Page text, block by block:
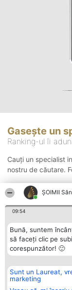
ŞOIMII
09:54
Bună, suntem
să faceți clic pe
corespunzător! 🙂
Sunt un Laureat,
marketing
Gasește un
Ranking-ul îi
Cauți un specialist
nostru de căutare.
Organizator Ranking
BRIGHT SOLUTIONS BR SRL
Aleea Timisul De Sus 2 Bl.